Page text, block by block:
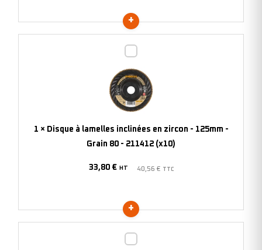
lamelles
inclinées
en
zircon
-
1 × Disque à lamelles inclinées en zircon - 125mm -
Grain 80 - 211412 (x10)
33,80 € HT 40,56 € TTC